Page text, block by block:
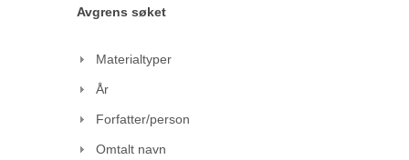
Avgrens søket
Materialtyper
År
Forfatter/person
Omtalt navn